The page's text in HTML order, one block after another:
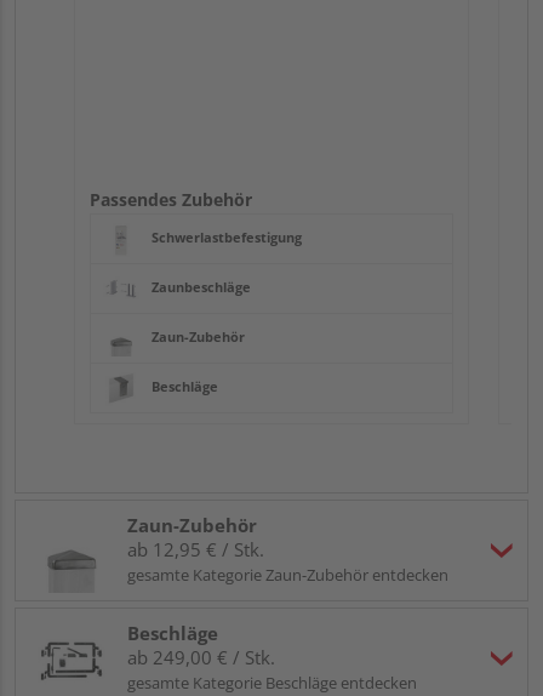
Passendes Zubehör
Schwerlastbefestigung
Zaunbeschläge
Zaun-Zubehör
Beschläge
Zaun-Zubehör
ab 12,95 € / Stk.
gesamte Kategorie Zaun-Zubehör entdecken
Beschläge
ab 249,00 € / Stk.
gesamte Kategorie Beschläge entdecken